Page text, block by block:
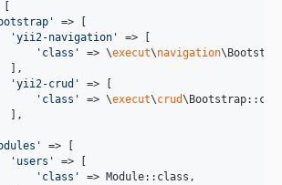
'
=> [
'yii2-navigation '
=> [
' class ' => \execut\navigation
],
'yii2-crud '
=> [
' class ' => \execut\crud
],
'
=> [
' users '
=> [
' class '
=> Module::class,